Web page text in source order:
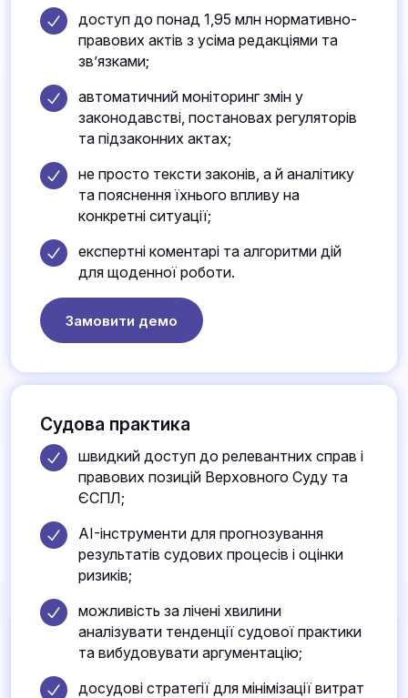
доступ до понад 1,95 млн нормативно-
правових актів з усіма редакціями та
зв’язками;
автоматичний моніторинг змін у
законодавстві, постановах регуляторів
та підзаконних актах;
не просто тексти законів, а й аналітику
та пояснення їхнього впливу на
конкретні ситуації;
експертні коментарі та алгоритми дій
для щоденної роботи.
Замовити демо
Судова практика
швидкий доступ до релевантних справ і
правових позицій Верховного Суду та
ЄСПЛ;
AI-інструменти для прогнозування
результатів судових процесів і оцінки
ризиків;
можливість за лічені хвилини
аналізувати тенденції судової практики
та вибудовувати аргументацію;
досудові стратегії для мінімізації витрат